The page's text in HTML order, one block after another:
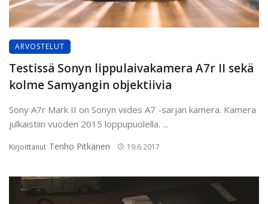
ARVOSTELUT
Testissä Sonyn lippulaivakamera A7r II sekä
kolme Samyangin objektiivia
Sony A7r Mark II on Sonyn viides A7 -sarjan kamera. Kamera
julkaistiin vuoden 2015 loppupuolella. ...
Kirjoittanut Tenho Pitkänen 19.6.2017